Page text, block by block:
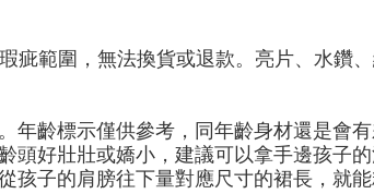
範圍，無法換貨或退款。亮片、水鑽
齡標示僅供參考，同年齡身材還是會
好壯壯或嬌小，建議可以拿手邊孩子的
子的肩膀往下量對應尺寸的裙長，就能